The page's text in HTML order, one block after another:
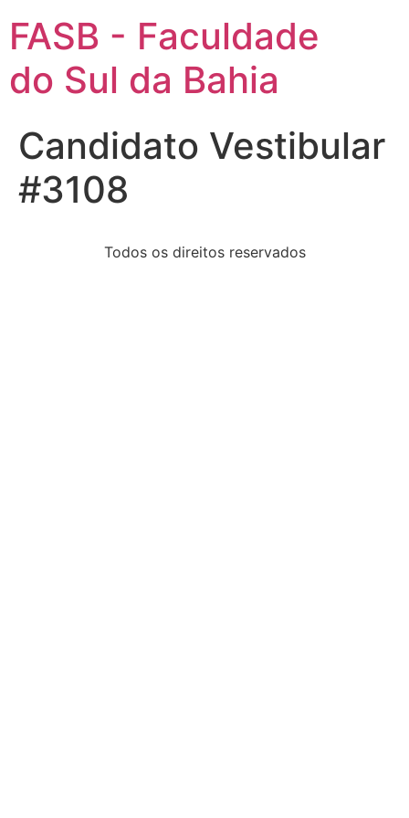
FASB - Faculdade
do Sul da Bahia
Candidato Vestibular
#3108
Todos os direitos reservados